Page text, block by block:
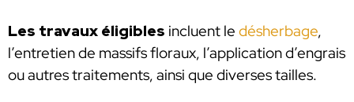
Les travaux éligibles incluent le désherbage,
l’entretien de massifs floraux, l’application d’engrais
ou autres traitements, ainsi que diverses tailles.